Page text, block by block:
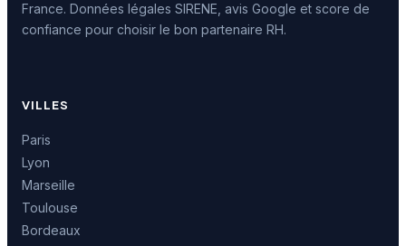
France. Données légales SIRENE, avis Google et score de
confiance pour choisir le bon partenaire RH.
VILLES
Paris
Lyon
Marseille
Toulouse
Bordeaux